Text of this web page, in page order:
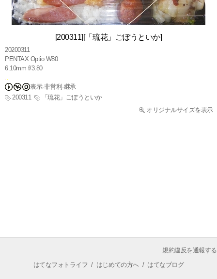
[200311][「琉花」ごぼうといか]
20200311
PENTAX Optio W80
6.10mm f/3.80
表示-非営利-継承
200311
「琉花」ごぼうといか
オリジナルサイズを表示
規約違反を通報する
はてなフォトライフ / はじめての方へ/ はてなブログ